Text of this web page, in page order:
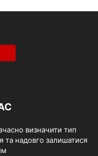
визначити тип
та надовго залишатися